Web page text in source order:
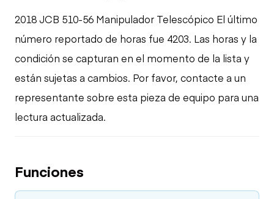
2018 JCB 510-56 Manipulador Telescópico El último
número reportado de horas fue 4203. Las horas y la
condición se capturan en el momento de la lista y
están sujetas a cambios. Por favor, contacte a un
representante sobre esta pieza de equipo para una
lectura actualizada.
Funciones